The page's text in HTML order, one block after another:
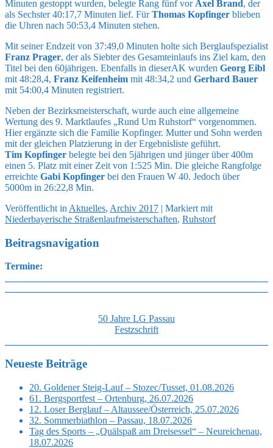
Minuten gestoppt wurden, belegte Rang fünf vor Axel Brand , der
als Sechster 40:17,7 Minuten lief. FürThomas Kopfinger blieben
die Uhren nach 50:53,4 Minuten stehen.
Mit seiner Endzeit von 37:49,0 Minuten holte sich Berglaufspezialist
Franz Prager, der als Siebter des Gesamteinlaufs ins Ziel kam, den
Titel bei den 60jährigen. Ebenfalls in dieserAK wurden Georg Eibl
mit 48:28,4, Franz Keifenheim mit 48:34,2 und Gerhard Bauer
mit 54:00,4 Minuten registriert.
Neben der Bezirksmeisterschaft, wurde auch eine allgemeine
Wertung des 9. Marktlaufes „Rund Um Ruhstorf“ vorgenommen.
Hier ergänzte sich die Familie Kopfinger. Mutter und Sohn werden
mit der gleichen Platzierung in der Ergebnisliste geführt.
Tim Kopfinger belegte bei den 5jährigen und jünger über 400m
einen 5. Platz mit einer Zeit von 1:525 Min. Die gleiche Rangfolge
erreichte Gabi Kopfinger bei den Frauen W 40. Jedoch über
5000m in 26:22,8 Min.
Veröffentlicht in Aktuelles, Archiv 2017 | Markiert mit
Niederbayerische Straßenlaufmeisterschaften, Ruhstorf
Beitragsnavigation
Termine:
50 Jahre LG Passau
Festzschrift
Neueste Beiträge
20. Goldener Steig-Lauf – Stozec/Tusset, 01.08.2026
61. Bergsportfest – Ortenburg, 26.07.2026
12. Loser Berglauf – Altaussee/Österreich, 25.07.2026
32. Sommerbiathlon – Passau, 18.07.2026
Tag des Sports – „Quälspaß am Dreisessel“ – Neureichenau,
18.07.2026